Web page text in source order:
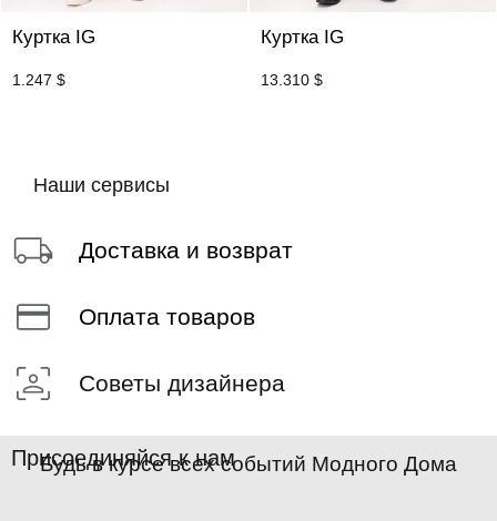
Куртка IG
1.247 $
Куртка IG
13.310 $
Наши сервисы
Доставка и возврат
Оплата товаров
Советы дизайнера
Присоединяйся к нам
Будь в курсе всех событий Модного Дома